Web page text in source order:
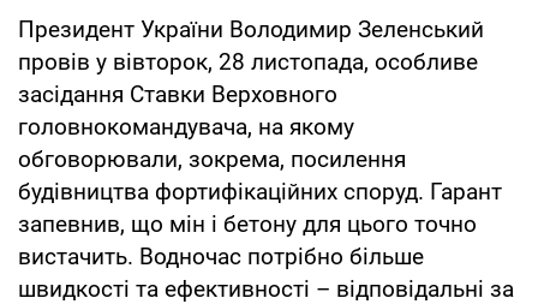
Президент України Володимир Зеленський
провів у вівторок, 28 листопада, особливе
засідання Ставки Верховного
головнокомандувача, на якому
обговорювали, зокрема, посилення
будівництва фортифікаційних споруд. Гарант
запевнив, що мін і бетону для цього точно
вистачить. Водночас потрібно більше
швидкості та ефективності – відповідальні за